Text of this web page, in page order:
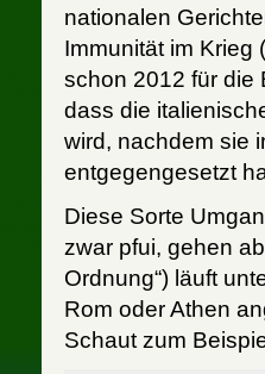
nationalen
Immunität im Krieg
schon 2012 für die
dass die
wird, nachdem sie
entgegengesetzt
Diese Sorte
zwar pfui, gehen
Ordnung“) läuft
Rom oder Athen
Schaut zum